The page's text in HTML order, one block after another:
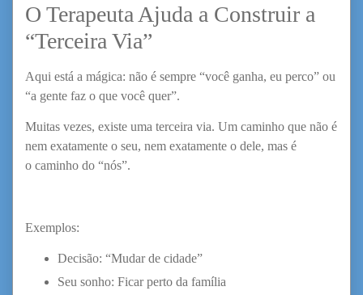
O Terapeuta Ajuda a Construir a
“Terceira Via”
Aqui está a mágica: não é sempre “você ganha, eu perco” ou
“a gente faz o que você quer”.
Muitas vezes, existe uma terceira via. Um caminho que não é
nem exatamente o seu, nem exatamente o dele, mas é
o caminho do “nós”.
Exemplos:
Decisão: “Mudar de cidade”
Seu sonho: Ficar perto da família